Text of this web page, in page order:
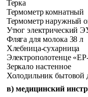
Терка
Термометр комнатный
Термометр наружный
Утюг электрический
Фляга для молока 38 л
Хлебница-сухарница
Электрополотенце
Зеркало настенное
Холодильник бытовой
в) медицинский